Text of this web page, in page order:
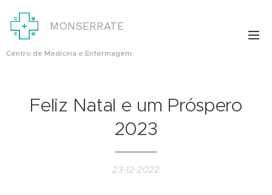
MONSERRATE
Centro de Medicina e Enfermagem
Feliz Natal e um Próspero
2023
23-12-2022